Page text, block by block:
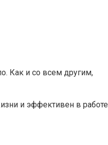
Как и со всем другим,
и эффективен в работе